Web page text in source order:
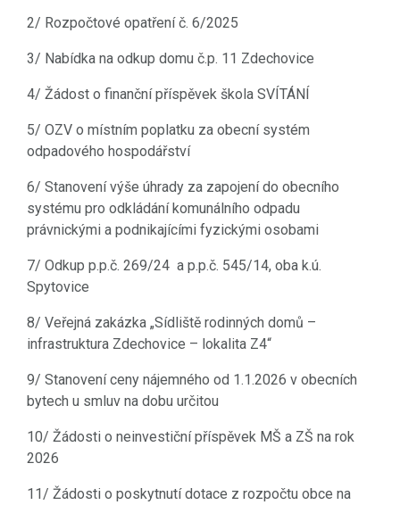
2/ Rozpočtové opatření č. 6/2025
3/ Nabídka na odkup domu č.p. 11 Zdechovice
4/ Žádost o finanční příspěvek škola SVÍTÁNÍ
5/ OZV o místním poplatku za obecní systém
odpadového hospodářství
6/ Stanovení výše úhrady za zapojení do obecního
systému pro odkládání komunálního odpadu
právnickými a podnikajícími fyzickými osobami
7/ Odkup p.p.č. 269/24 a p.p.č. 545/14, oba k.ú.
Spytovice
8/ Veřejná zakázka „Sídliště rodinných domů –
infrastruktura Zdechovice – lokalita Z4“
9/ Stanovení ceny nájemného od 1.1.2026 v obecních
bytech u smluv na dobu určitou
10/ Žádosti o neinvestiční příspěvek MŠ a ZŠ na rok
2026
11/ Žádosti o poskytnutí dotace z rozpočtu obce na